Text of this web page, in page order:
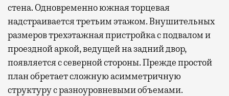
стена. Одновременно южная торцевая
надстраивается третьим этажом. Внушительных
размеров трехэтажная пристройка с подвалом и
проездной аркой, ведущей на задний двор,
появляется с северной стороны. Прежде простой
план обретает сложную асимметричную
структуру с разноуровневыми объемами.